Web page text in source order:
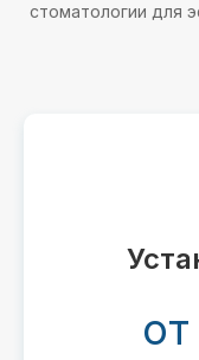
стоматологии для